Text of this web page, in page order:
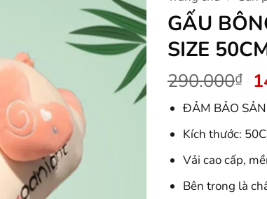
GẤU
SIZE
290.000₫
ĐẢM BẢO
Kích thước:
Vải cao cấp,
Bên trong là